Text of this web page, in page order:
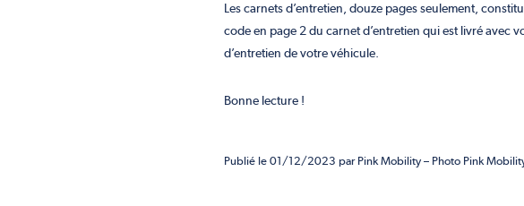
Les carnets d’entretien, douze pages seulement,
code en page 2 du carnet d’entretien qui est livré avec
d’entretien de votre véhicule.
Bonne lecture !
Publié le 01/12/2023 par Pink Mobility – Photo Pink